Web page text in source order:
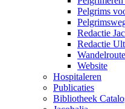
Pelgrims
Redactie
Redactie
Website
Hospitaleren
Publicaties
Bibliotheek